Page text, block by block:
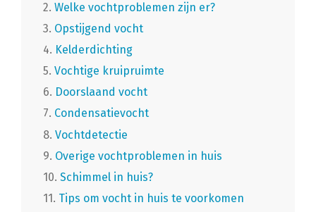
2. Welke vochtproblemen zijn er?
3. Opstijgend vocht
4. Kelderdichting
5. Vochtige kruipruimte
6. Doorslaand vocht
7. Condensatievocht
8. Vochtdetectie
9. Overige vochtproblemen in huis
10. Schimmel in huis?
11. Tips om vocht in huis te voorkomen